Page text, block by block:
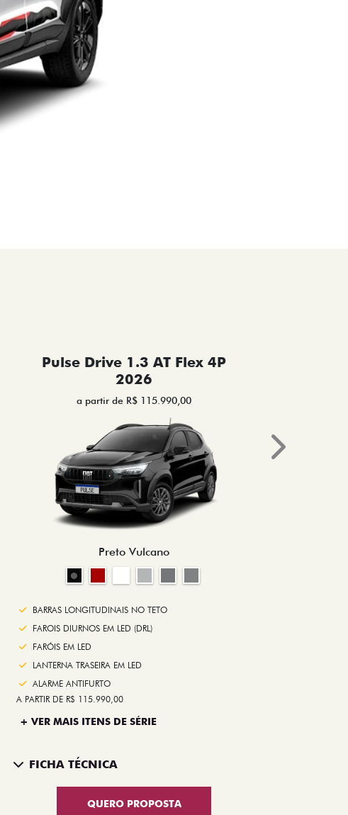
Pulse Drive 1.3 AT Flex 4P
2026
a partir de R$ 115.990,00
Preto Vulcano
BARRAS LONGITUDINAIS NO TETO
FAROIS DIURNOS EM LED (DRL)
FARÓIS EM LED
LANTERNA TRASEIRA EM LED
ALARME ANTIFURTO
A PARTIR DE R$ 115.990,00
+ VER MAIS ITENS DE SÉRIE
FICHA TÉCNICA
QUERO PROPOSTA
Next